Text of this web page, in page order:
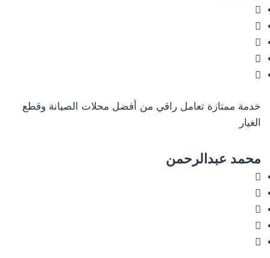
خدمة ممتازة تعامل راقي من أفضل محلات الصيانة وقطع
الغيار
محمد عبدالرحمن